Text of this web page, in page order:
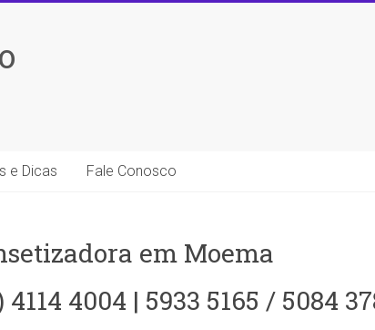
e Dicas Fale Conosco
em Moema
4004 | 5933 5165 / 5084